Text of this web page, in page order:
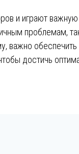
и играют
проблемам,
обеспечить
достичь